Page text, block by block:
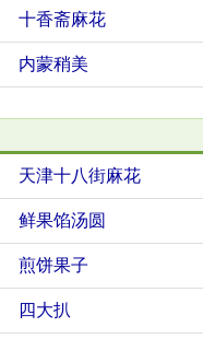
十香斋麻花
内蒙稍美
天津十八街麻花
鲜果馅汤圆
煎饼果子
四大扒